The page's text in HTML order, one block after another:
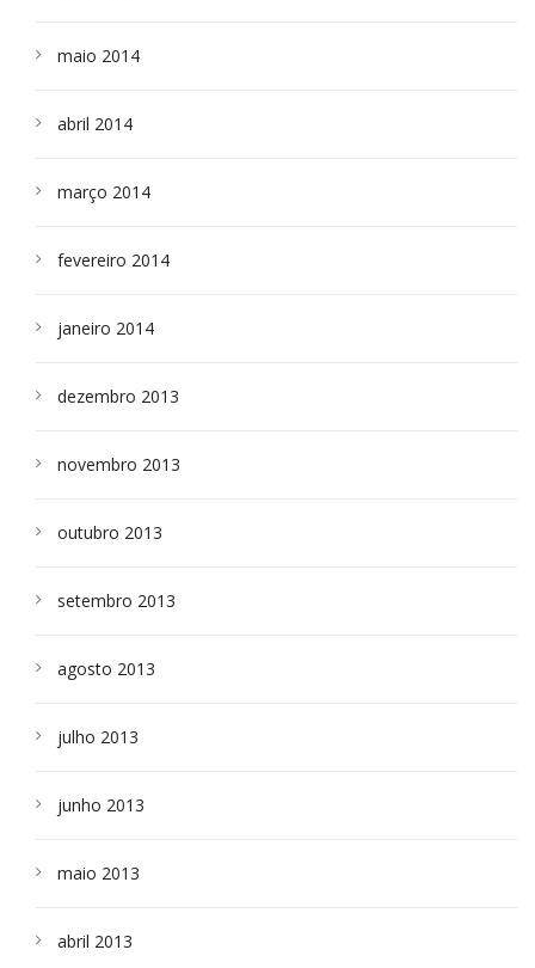
maio 2014
abril 2014
março 2014
fevereiro 2014
janeiro 2014
dezembro 2013
novembro 2013
outubro 2013
setembro 2013
agosto 2013
julho 2013
junho 2013
maio 2013
abril 2013